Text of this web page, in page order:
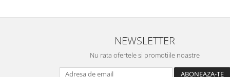
NEWSLETTER
Nu rata ofertele si promotiile noastre